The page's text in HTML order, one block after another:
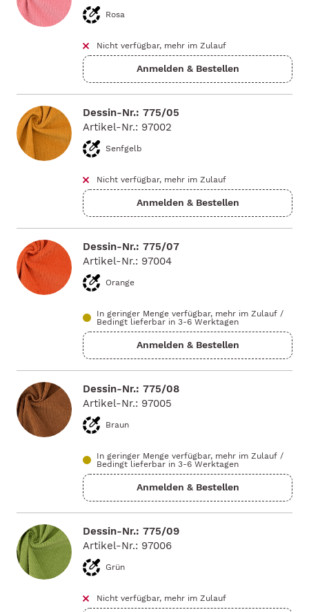
Rosa
Nicht verfügbar, mehr im Zulauf
Dessin-Nr.: 775/05
Artikel-Nr.: 97002
Senfgelb
Nicht verfügbar, mehr im Zulauf
Dessin-Nr.: 775/07
Artikel-Nr.: 97004
Orange
In geringer Menge verfügbar, mehr im Zulauf /
Bedingt lieferbar in 3-6 Werktagen
Dessin-Nr.: 775/08
Artikel-Nr.: 97005
Braun
In geringer Menge verfügbar, mehr im Zulauf /
Bedingt lieferbar in 3-6 Werktagen
Dessin-Nr.: 775/09
Artikel-Nr.: 97006
Grün
Nicht verfügbar, mehr im Zulauf